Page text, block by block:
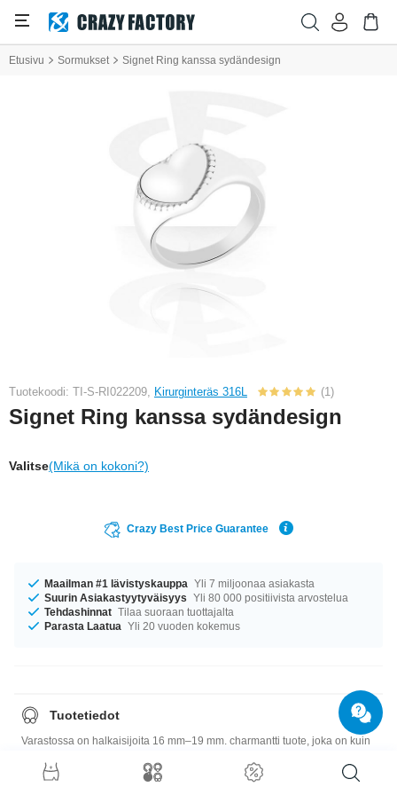
Etusivu Sormukset Signet Ring kanssa sydändesign
Tuotekoodi: TI-S-RI022209, Kirurginteräs 316L (1)
Signet Ring kanssa sydändesign
Valitse(Mikä on kokoni?)
Crazy Best Price Guarantee
Maailman #1 lävistyskauppa Yli 7 miljoonaa asiakasta
Suurin Asiakastyytyväisyys Yli 80 000 positiivista arvostelua
Tehdashinnat Tilaa suoraan tuottajalta
Parasta Laatua Yli 20 vuoden kokemus
Tuotetiedot
Varastossa on halkaisijoita 16 mm–19 mm. charmantti tuote, joka on kuin